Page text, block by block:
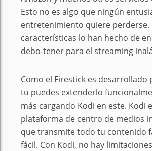
Esto no es algo que ningún
entretenimiento quiere perderse.
características lo han hecho de
debo-tener para el streaming
Como el Firestick es desarrollado
tu puedes extenderlo
más cargando Kodi en este. Kodi
plataforma de centro de medios
que transmite todo tu contenido
fácil. Con Kodi, no hay